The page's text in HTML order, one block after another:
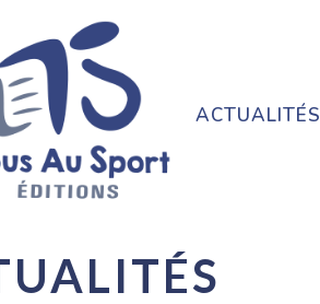
ACTUALITÉS